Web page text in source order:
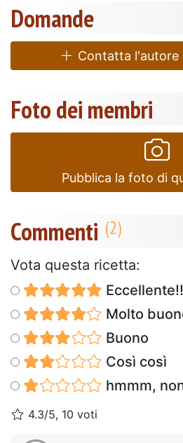
Domande
Contatta l'autore
Foto dei membri
Pubblica la foto di
Commenti
Vota questa ricetta:
Molto
Buono
Così così
hmmm,
4.3/5, 10 voti